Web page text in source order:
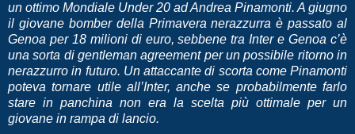
un ottimo Mondiale Under 20 ad Andrea Pinamonti. A giugno
il giovane bomber della Primavera nerazzurra è passato al
Genoa per 18 milioni di euro, sebbene tra Inter e Genoa c’è
una sorta di gentleman agreement per un possibile ritorno in
nerazzurro in futuro. Un attaccante di scorta come Pinamonti
poteva tornare utile all’Inter, anche se probabilmente farlo
stare in panchina non era la scelta più ottimale per un
giovane in rampa di lancio.